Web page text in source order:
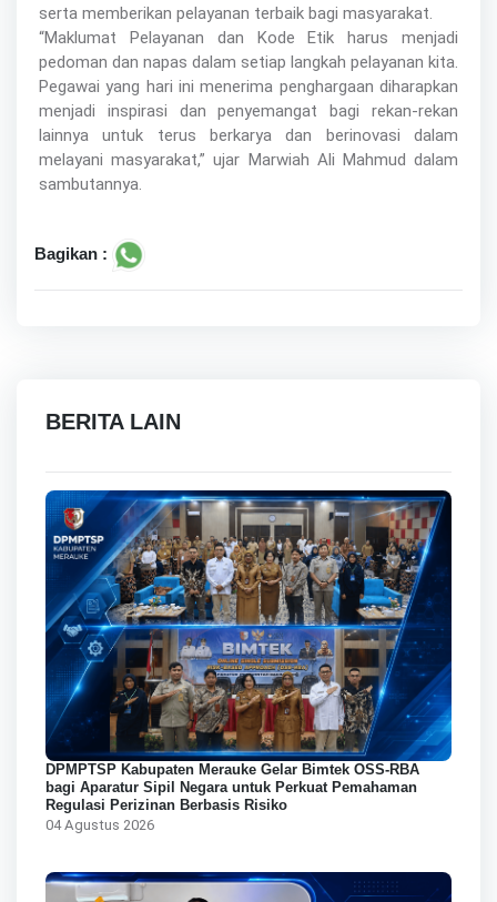
serta memberikan pelayanan terbaik bagi masyarakat.
“Maklumat Pelayanan dan Kode Etik harus menjadi
pedoman dan napas dalam setiap langkah pelayanan kita.
Pegawai yang hari ini menerima penghargaan diharapkan
menjadi inspirasi dan penyemangat bagi rekan-rekan
lainnya untuk terus berkarya dan berinovasi dalam
melayani masyarakat,” ujar Marwiah Ali Mahmud dalam
sambutannya.
Bagikan :
BERITA LAIN
DPMPTSP Kabupaten Merauke Gelar Bimtek OSS-RBA
bagi Aparatur Sipil Negara untuk Perkuat Pemahaman
Regulasi Perizinan Berbasis Risiko
04 Agustus 2026